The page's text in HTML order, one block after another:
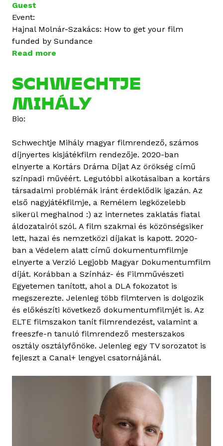
Guest
Event:
Hajnal Molnár-Szakács: How to get your film
funded by Sundance
Read more
o
u
t
H
n
a
l
M
o
l
n
á
r
-
S
z
a
k
á
c
s
SCHWECHTJE
MIHÁLY
Bio:
Schwechtje Mihály magyar filmrendező, számos
díjnyertes kisjátékfilm rendezője. 2020-ban
elnyerte a Kortárs Dráma Díjat Az örökség című
színpadi művéért. Legutóbbi alkotásaiban a kortárs
társadalmi problémák iránt érdeklődik igazán. Az
első nagyjátékfilmje, a Remélem legközelebb
sikerül meghalnod :) az internetes zaklatás fiatal
áldozatairól szól. A film szakmai és közönségsiker
lett, hazai és nemzetközi díjakat is kapott. 2020-
ban a Védelem alatt című dokumentumfilmje
elnyerte a Verzió Legjobb Magyar Dokumentumfilm
díját. Korábban a Színház- és Filmművészeti
Egyetemen tanított, ahol a DLA fokozatot is
megszerezte. Jelenleg több filmterven is dolgozik
és előkészíti következő dokumentumfilmjét is. Az
ELTE filmszakon tanít filmrendezést, valamint a
freeszfe-n tanuló filmrendező mesterszakos
osztály osztályfőnöke. Jelenleg egy TV sorozatot is
fejleszt a Canal+ lengyel csatornájánál.